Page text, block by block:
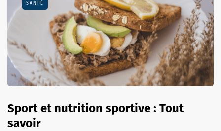
SANTÉ
Sport et nutrition sportive : Tout
savoir